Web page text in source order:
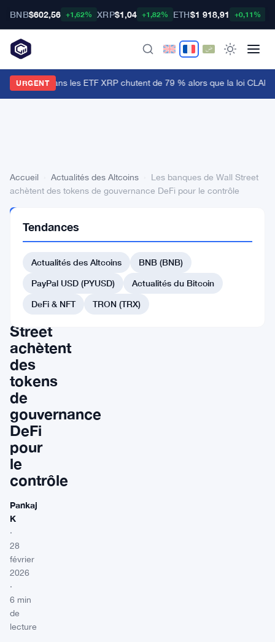
BNB$602,56 +1,62% XRP$1,04 +1,82% ETH$1 918,91 +0,11%
URGENT
entrées dans les ETF XRP chutent de 79 % alors que la loi
Accueil Actualités des Altcoins
Les banques de Wall Street
achètent des tokens de gouvernance DeFi pour le contrôle
DES
ALTCOINS
Les
banques
Street
achètent
des
tokens
de
gouvernance
DeFi
pour
le
contrôle
Pankaj
K
·
28
février
2026
·
6 min
de
lecture
Tendances
Actualités des Altcoins
BNB (BNB)
PayPal USD (PYUSD)
Actualités du Bitcoin
DeFi & NFT
TRON (TRX)